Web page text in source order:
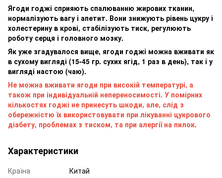
Ягоди годжі сприяють спалюванню жирових тканин,
нормалізують вагу і апетит. Вони знижують рівень цукру і
холестерину в крові, стабілізують тиск, регулюють
роботу серця і головного мозку.
Як уже згадувалося вище, ягоди годжі можна вживати як
в сухому вигляді (15-45 гр. сухих ягід, 1 раз в день), так і у
вигляді настою (чаю).
Не можна вживати ягоди при високій температурі, а
також при індивідуальній непереносимості. У помірних
кількостях годжі не принесуть шкоди, але, слід з
обережністю їх використовувати при лікуванні цукрового
діабету, проблемах з тиском, та при алергії на пилок.
Характеристики
Країна
Китай